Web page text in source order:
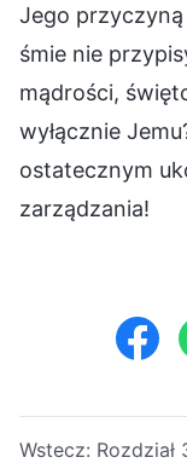
Jego
śmie nie
mądrości,
wyłącznie
ostatecznym
zarządzania!
Wstecz: Rozdział